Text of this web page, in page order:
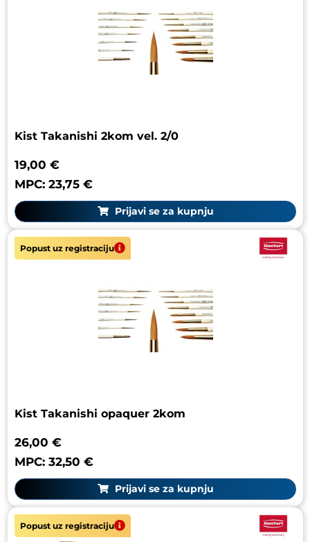
Kist Takanishi 2kom vel. 2/0
19,00 €
MPC: 23,75 €
Prijavi se za kupnju
Popust uz registraciju
Kist Takanishi opaquer 2kom
26,00 €
MPC: 32,50 €
Prijavi se za kupnju
Popust uz registraciju